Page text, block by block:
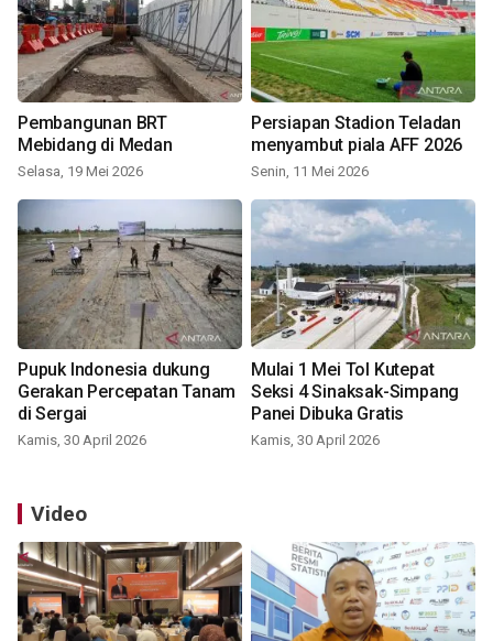
Pembangunan BRT
Mebidang di Medan
Selasa, 19 Mei 2026
Persiapan Stadion Teladan
menyambut piala AFF 2026
Senin, 11 Mei 2026
Pupuk Indonesia dukung
Gerakan Percepatan Tanam
di Sergai
Kamis, 30 April 2026
Mulai 1 Mei Tol Kutepat
Seksi 4 Sinaksak-Simpang
Panei Dibuka Gratis
Kamis, 30 April 2026
Video